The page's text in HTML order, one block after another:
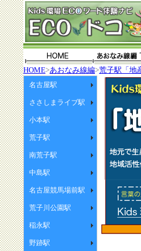
HOME>あおなみ線編>荒子駅「地
名古屋駅
ささしまライブ駅
小本駅
荒子駅
南荒子駅
中島駅
名古屋競馬場前駅
荒子川公園駅
稲永駅
野跡駅